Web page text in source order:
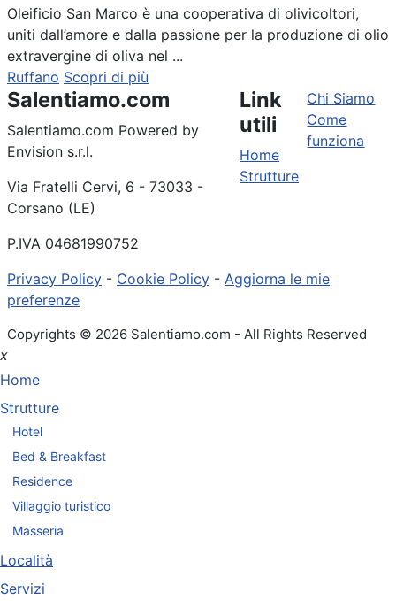
Oleificio San Marco è una cooperativa di olivicoltori,
uniti dall’amore e dalla passione per la produzione di olio
extravergine di oliva nel ...
Ruffano Scopri di più
Salentiamo.com
Salentiamo.com Powered by
Envision s.r.l.
Via Fratelli Cervi, 6 - 73033 -
Corsano (LE)
P.IVA 04681990752
Link
utili
Home
Strutture
Chi Siamo
Come
funziona
Privacy Policy - Cookie Policy - Aggiorna le mie
preferenze
Copyrights © 2026 Salentiamo.com - All Rights Reserved
x
Home
Strutture
Hotel
Bed & Breakfast
Residence
Villaggio turistico
Masseria
Località
Servizi